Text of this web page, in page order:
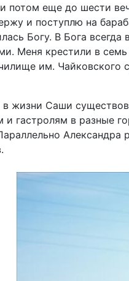
потом еще до шести
и поступлю на
Богу. В Бога
Меня крестили в
им. Чайковского
жизни Саши
и гастролям в разные
Александра